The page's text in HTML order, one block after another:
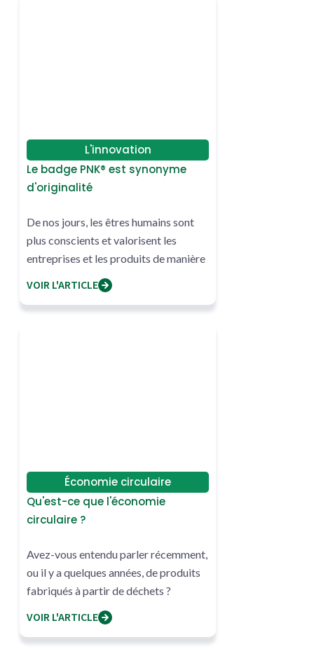
L'innovation
Le badge PNK® est synonyme
d'originalité
De nos jours, les êtres humains sont
plus conscients et valorisent les
entreprises et les produits de manière
VOIR L'ARTICLE
Économie circulaire
Qu'est-ce que l'économie
circulaire ?
Avez-vous entendu parler récemment,
ou il y a quelques années, de produits
fabriqués à partir de déchets ?
VOIR L'ARTICLE